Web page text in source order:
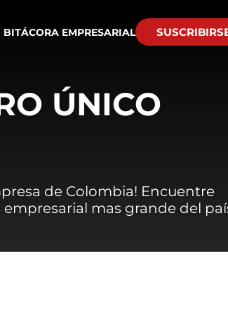
BITÁCORA EMPRESARIAL
ÚNICO
de Colombia! Encuentre
mas grande del